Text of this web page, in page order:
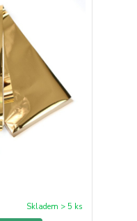
Skladem > 5 ks